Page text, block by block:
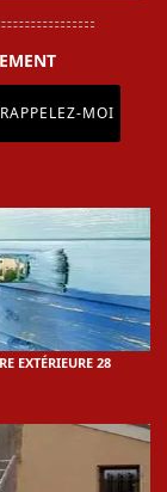
EXTÉRIEURE 28